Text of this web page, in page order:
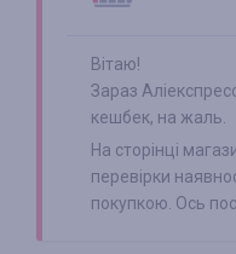
Вітаю!
Зараз
кешбек, на жаль.
На сторінці
перевірки
покупкою. Ось